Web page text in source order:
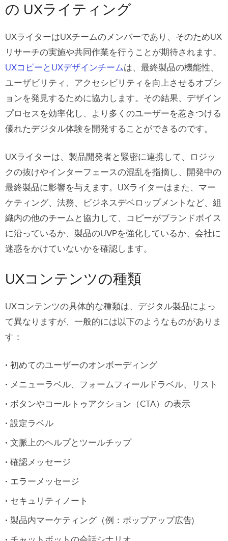
の UXライティング
UXライターはUXチームのメンバーであり、そのためUX
リサーチの実施や共同作業を行うことが期待されます。
UXコピーとUXデザインチームは、最終製品の機能性、
ユーザビリティ、アクセシビリティを向上させるオプシ
ョンを発見するために協力します。その結果、デザイン
プロセスを効率化し、より多くのユーザーを惹きつける
優れたデジタル体験を開発することができるのです。
UXライターは、製品開発者と緊密に連携して、ロジッ
クの抜けやインターフェースの混乱を指摘し、開発中の
最終製品に影響を与えます。UXライターはまた、マー
ケティング、法務、ビジネスデベロップメントなど、組
織内の他のチームと協力して、コピーがブランドボイス
に沿っているか、製品のUVPを強化しているか、会社に
迷惑をかけていないかを確認します。
UXコンテンツの種類
UXコンテンツの具体的な種類は、デジタル製品によっ
て異なりますが、一般的には以下のようなものがありま
す：
初めてのユーザーのオンボーディング
メニューラベル、フォームフィールドラベル、リスト
ボタンやコールトゥアクション（CTA）の表示
設定ラベル
文脈上のヘルプとツールチップ
確認メッセージ
エラーメッセージ
セキュリティノート
製品内マーケティング（例：ポップアップ広告)